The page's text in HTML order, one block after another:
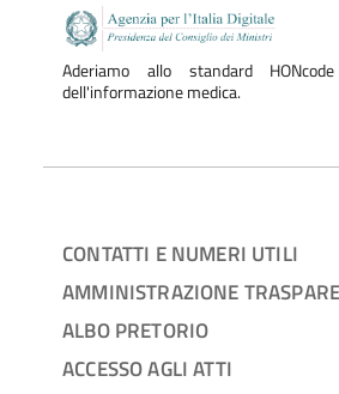
Aderiamo allo standard
dell'informazione medica.
CONTATTI E NUMERI UTILI
AMMINISTRAZIONE
ALBO PRETORIO
ACCESSO AGLI ATTI